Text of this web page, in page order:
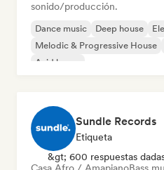
sonido/producción.
Dance music Deep house
Melodic & Progressive House
Acid house
Sundle Records
Etiqueta
&gt; 600 respuestas